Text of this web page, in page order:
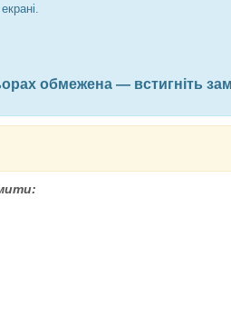
обмежена — встигніть